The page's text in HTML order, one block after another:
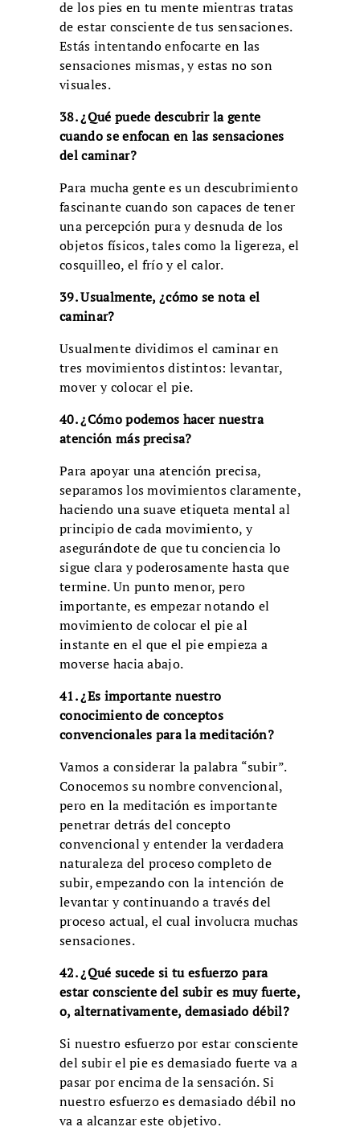
de los pies en tu mente mientras tratas
de estar consciente de tus sensaciones.
Estás intentando enfocarte en las
sensaciones mismas, y estas no son
visuales.
38. ¿Qué puede descubrir la gente
cuando se enfocan en las sensaciones
del caminar?
Para mucha gente es un descubrimiento
fascinante cuando son capaces de tener
una percepción pura y desnuda de los
objetos físicos, tales como la ligereza, el
cosquilleo, el frío y el calor.
39. Usualmente, ¿cómo se nota el
caminar?
Usualmente dividimos el caminar en
tres movimientos distintos: levantar,
mover y colocar el pie.
40. ¿Cómo podemos hacer nuestra
atención más precisa?
Para apoyar una atención precisa,
separamos los movimientos claramente,
haciendo una suave etiqueta mental al
principio de cada movimiento, y
asegurándote de que tu conciencia lo
sigue clara y poderosamente hasta que
termine. Un punto menor, pero
importante, es empezar notando el
movimiento de colocar el pie al
instante en el que el pie empieza a
moverse hacia abajo.
41. ¿Es importante nuestro
conocimiento de conceptos
convencionales para la meditación?
Vamos a considerar la palabra “subir”.
Conocemos su nombre convencional,
pero en la meditación es importante
penetrar detrás del concepto
convencional y entender la verdadera
naturaleza del proceso completo de
subir, empezando con la intención de
levantar y continuando a través del
proceso actual, el cual involucra muchas
sensaciones.
42. ¿Qué sucede si tu esfuerzo para
estar consciente del subir es muy fuerte,
o, alternativamente, demasiado débil?
Si nuestro esfuerzo por estar consciente
del subir el pie es demasiado fuerte va a
pasar por encima de la sensación. Si
nuestro esfuerzo es demasiado débil no
va a alcanzar este objetivo.